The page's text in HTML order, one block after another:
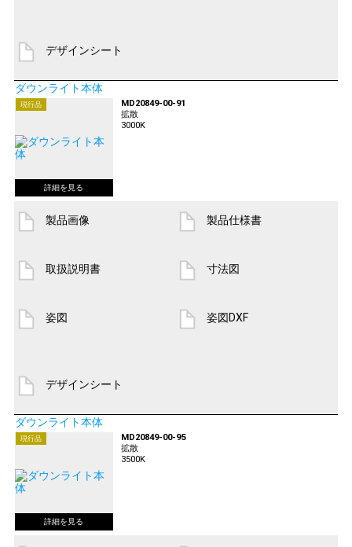
デザインシート
ダウンライト本体
現行品
MD20849-00-91
拡散
3000K
製品画像 製品仕様書
取扱説明書 寸法図
姿図 姿図DXF
デザインシート
ダウンライト本体
現行品
MD20849-00-95
拡散
3500K